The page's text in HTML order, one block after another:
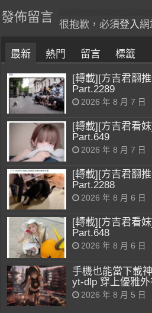
發佈留言
很抱歉，必須登入網
最新 熱門 留言 標籤
[轉載][方吉君翻
Part.2289
2026 年 8 月 7 日
[轉載][方吉君看
Part.649
2026 年 8 月 7 日
[轉載][方吉君翻
Part.2288
2026 年 8 月 6 日
[轉載][方吉君看
Part.648
2026 年 8 月 6 日
手機也能當下載
yt-dlp 穿上優雅
2026 年 8 月 5 日